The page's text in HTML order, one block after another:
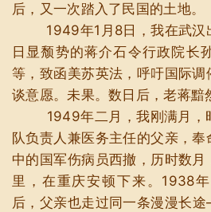
后，又一次踏入了民国的土地。
1949年1月8日，我在武汉
日显颓势的蒋介石令行政院长
等，致函美苏英法，呼吁国际
谈意愿。未果。数日后，老蒋黯
1949年二月，我刚满月，
队负责人兼医务主任的父亲，
中的国军伤病员西撤，历时数
里，在重庆安顿下来。1938
后，父亲也走过同一条漫漫长